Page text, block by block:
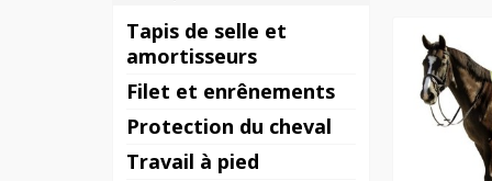
Tapis de selle et
amortisseurs
Filet et enrênements
Protection du cheval
Travail à pied